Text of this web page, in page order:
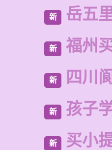
新 岳五
新 福州
新 四川
新 孩子
新 买小